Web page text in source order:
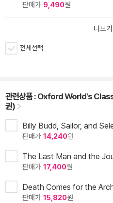
판매가 9,490원
더보기
전체선택
관련상품 :Oxford World's
권)
Billy Budd, Sailor, and
판매가 14,240원
The Last Man and the
판매가 17,400원
Death Comes for the
판매가 15,820원